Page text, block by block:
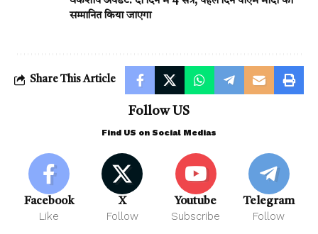
सम्मानित किया जाएगा
Share This Article
Follow US
Find US on Social Medias
Facebook
Like
X
Follow
Youtube
Subscribe
Telegram
Follow